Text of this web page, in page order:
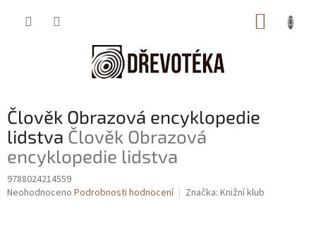
Člověk Obrazová encyklopedie
lidstva Člověk Obrazová
encyklopedie lidstva
9788024214559
Průměrné
Neohodnoceno Podrobnosti hodnocení Značka: Knižní klub